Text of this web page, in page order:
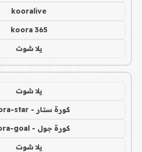
kooralive
koora 365
يلا شوت
يلا شوت
كورة ستار - koora-star
كورة جول - koora-goal
يلا شوت